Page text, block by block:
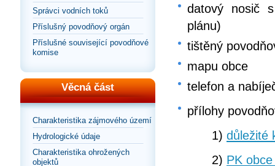
Správci vodních toků
Příslušný povodňový orgán
Příslušné související povodňové
komise
Věcná část
Charakteristika zájmového území
Hydrologické údaje
Charakteristika ohrožených
objektů
datový nosič
plánu)
tištěný
mapu obce
telefon a
přílohy
1) důležité
2) PK